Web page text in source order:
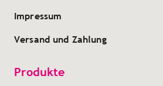
Impressum
Versand und Zahlung
Produkte